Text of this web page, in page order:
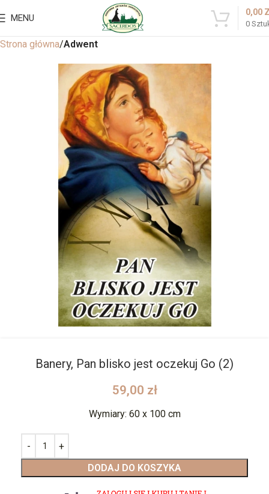
MENU
0
0,00
Strona główna Adwent
Banery, Pan blisko jest oczekuj Go (2)
59,00 zł
Wymiary: 60 x 100 cm
DODAJ DO KOSZYKA